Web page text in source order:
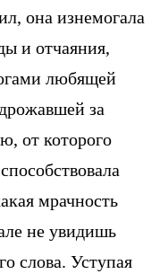
она изнемогала
и отчаяния,
любящей
за
от которого
мрачность
не увидишь
слова. Уступая